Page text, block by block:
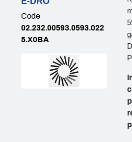
Code
02.232.00593.0593.022
5.X0BA